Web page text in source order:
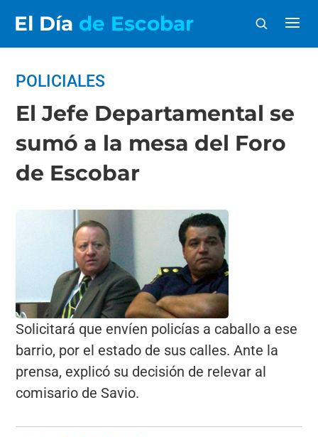
El Día de Escobar
POLICIALES
El Jefe Departamental se
sumó a la mesa del Foro
de Escobar
Solicitará que envíen policías a caballo a ese
barrio, por el estado de sus calles. Ante la
prensa, explicó su decisión de relevar al
comisario de Savio.